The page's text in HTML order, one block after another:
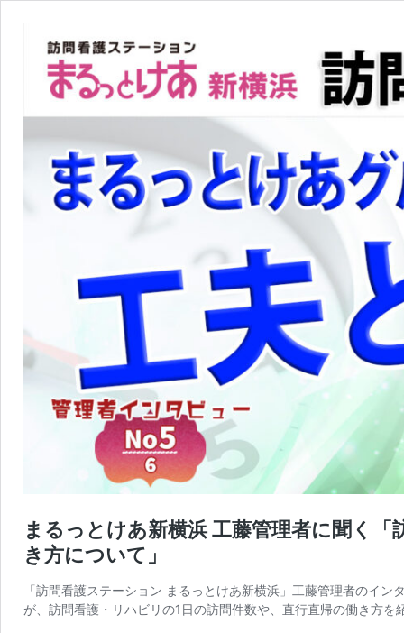
まるっとけあ新横浜 工藤管理者に聞く
き方について」
「訪問看護ステーション まるっとけあ新横浜」工藤管理者のイ
が、訪問看護・リハビリの1日の訪問件数や、直行直帰の働き方